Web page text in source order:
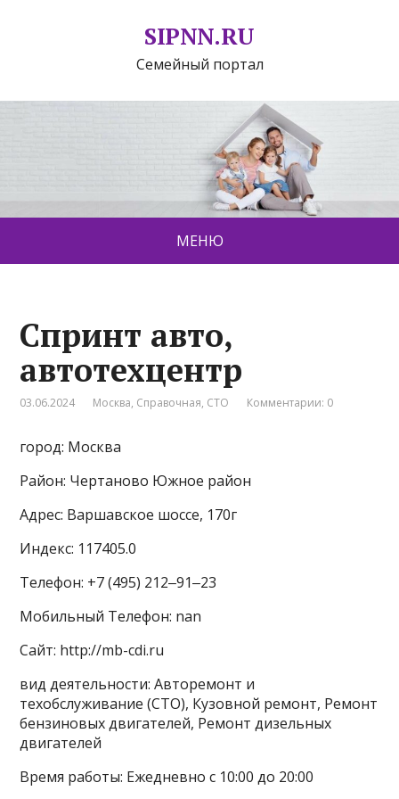
SIPNN.RU
Семейный портал
МЕНЮ
Спринт авто,
автотехцентр
03.06.2024 Москва, Справочная, СТО Комментарии: 0
город: Москва
Район: Чертаново Южное район
Адрес: Варшавское шоссе, 170г
Индекс: 117405.0
Телефон: +7 (495) 212‒91‒23
Мобильный Телефон: nan
Сайт: http://mb-cdi.ru
вид деятельности: Авторемонт и
техобслуживание (СТО), Кузовной ремонт, Ремонт
бензиновых двигателей, Ремонт дизельных
двигателей
Время работы: Ежедневно с 10:00 до 20:00